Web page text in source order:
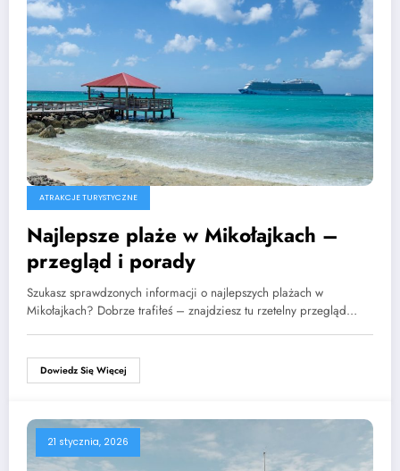
ATRAKCJE TURYSTYCZNE
Najlepsze plaże w Mikołajkach –
przegląd i porady
Szukasz sprawdzonych informacji o najlepszych plażach w
Mikołajkach? Dobrze trafiłeś – znajdziesz tu rzetelny przegląd…
Dowiedz Się Więcej
21 stycznia, 2026